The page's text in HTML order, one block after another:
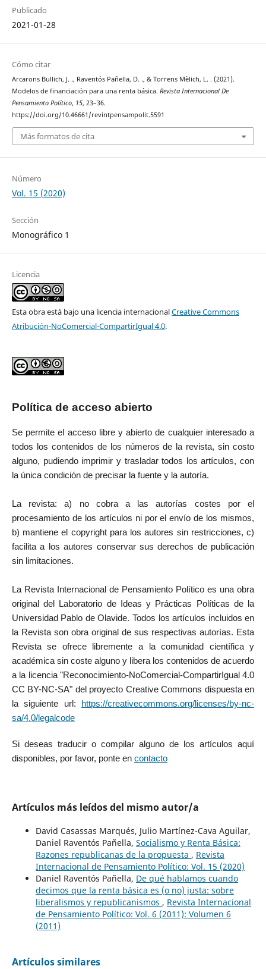
Publicado
2021-01-28
Cómo citar
Arcarons Bullich, J. ., Raventós Pañella, D. ., & Torrens Mèlich, L. . (2021).
Modelos de financiación para una renta básica. Revista Internacional De
Pensamiento Político, 15, 23–36.
https://doi.org/10.46661/revintpensampolit.5591
Más formatos de cita
Número
Vol. 15 (2020)
Sección
Monográfico 1
Licencia
Esta obra está bajo una licencia internacionalCreative Commons
Atribución-NoComercial-CompartirIgual 4.0.
Política de acceso abierto
Se permite el acceso libre y abierto de cualquier interesado a
todos los contenidos de los números de la revista, sin costo
alguno, pudiendo imprimir y trasladar todos los artículos, con
la única condición de precisar la fuente y la autoría.
La revista: a) no cobra a las autorías costes por el
procesamiento de los artículos ni por el envío de los mismos,
b) mantiene el copyright para los autores sin restricciones, c)
facilita a los autores conservar sus derechos de publicación
sin limitaciones.
La Revista Internacional de Pensamiento Político es una obra
original del Laboratorio de Ideas y Prácticas Políticas de la
Universidad Pablo de Olavide. Todos los artículos incluidos en
la Revista son obra original de sus respectivas autorías. Esta
Revista se ofrece libremente a la comunidad científica y
académica sin coste alguno y libera los contenidos de acuerdo
a la licencia "Reconocimiento-NoComercial-CompartirIgual 4.0
CC BY-NC-SA" del proyecto Creative Commons dispuesta en
la siguiente url:
https://creativecommons.org/licenses/by-nc-
sa/4.0/legalcode
Si deseas traducir o compilar alguno de los artículos aquí
disponibles, por favor, ponte en contacto
Artículos más leídos del mismo autor/a
David Casassas Marqués, Julio Martínez-Cava Aguilar,
Daniel Raventós Pañella, Socialismo y Renta Básica:
Razones republicanas de la propuesta , Revista
Internacional de Pensamiento Político: Vol. 15 (2020)
Daniel Raventós Pañella, De qué hablamos cuando
decimos que la renta básica es (o no) justa: sobre
liberalismos y republicanismos , Revista Internacional
de Pensamiento Político: Vol. 6 (2011): Volumen 6
(2011)
Artículos similares